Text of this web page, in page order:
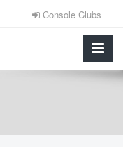
Console Clubs